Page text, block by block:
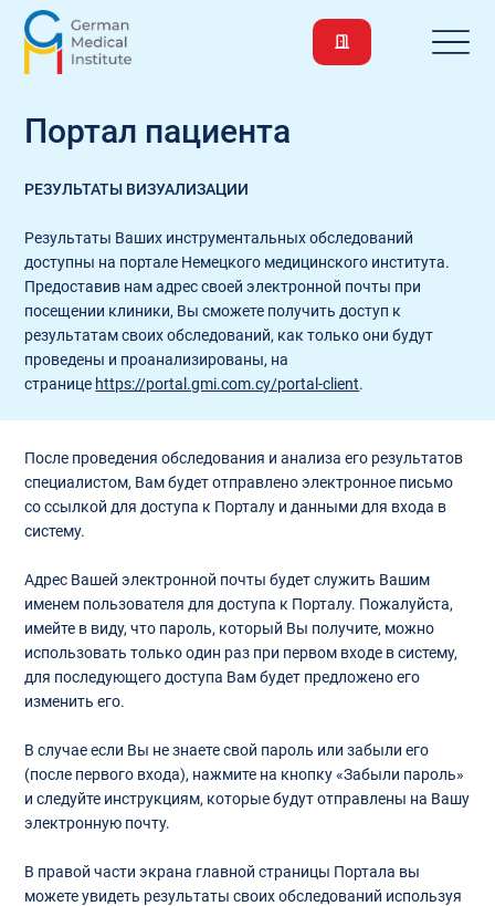
Портал пациента
РЕЗУЛЬТАТЫ ВИЗУАЛИЗАЦИИ
Результаты Ваших инструментальных обследований
доступны на портале Немецкого медицинского института.
Предоставив нам адрес своей электронной почты при
посещении клиники, Вы сможете получить доступ к
результатам своих обследований, как только они будут
проведены и проанализированы, на
странице https://portal.gmi.com.cy/portal-client.
После проведения обследования и анализа его результатов
специалистом, Вам будет отправлено электронное письмо
со ссылкой для доступа к Порталу и данными для входа в
систему.
Адрес Вашей электронной почты будет служить Вашим
именем пользователя для доступа к Порталу. Пожалуйста,
имейте в виду, что пароль, который Вы получите, можно
использовать только один раз при первом входе в систему,
для последующего доступа Вам будет предложено его
изменить его.
В случае если Вы не знаете свой пароль или забыли его
(после первого входа), нажмите на кнопку «Забыли пароль»
и следуйте инструкциям, которые будут отправлены на Вашу
электронную почту.
В правой части экрана главной страницы Портала вы
можете увидеть результаты своих обследований используя